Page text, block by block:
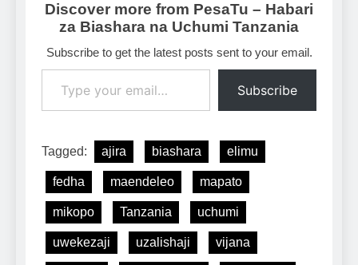
Discover more from PesaTu – Habari
za Biashara na Uchumi Tanzania
Subscribe to get the latest posts sent to your email.
Type your email…
Subscribe
Tagged: ajira biashara elimu
fedha maendeleo mapato
mikopo Tanzania uchumi
uwekezaji uzalishaji vijana